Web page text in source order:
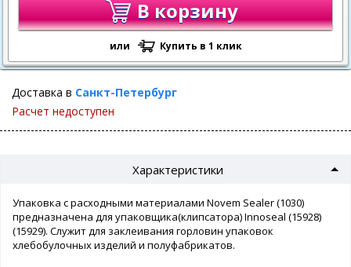
В корзину
или Купить в 1 клик
Доставка в Санкт-Петербург
Расчет недоступен
Характеристики
Упаковка с расходными материалами Novem Sealer (1030)
предназначена для упаковщика(клипсатора) Innoseal (15928)
(15929). Служит для заклеивания горловин упаковок
хлебобулочных изделий и полуфабрикатов.